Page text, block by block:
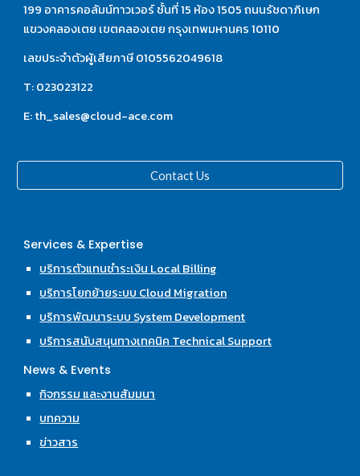
199 อาคารคอลัมน์ทาวเวอร์ ชั้นที่ 15 ห้อง 1505 ถนนรัชดาภิเษก
แขวงคลองเตย เขตคลองเตย กรุงเทพมหานคร 10110
เลขประจำตัวผู้เสียภาษี 0105562049618
T: 023023122
E: th_sales@cloud-ace.com
Contact Us
Services & Expertise
บริการตัวแทนชำระเงิน Local Billing
บริการโยกย้ายระบบ Cloud Migration
บริการพัฒนาระบบ System Development
บริการสนับสนุนทางเทคนิค Technical Support
News & Events
กิจกรรม และงานสัมมนา
บทความ
ข่าวสาร